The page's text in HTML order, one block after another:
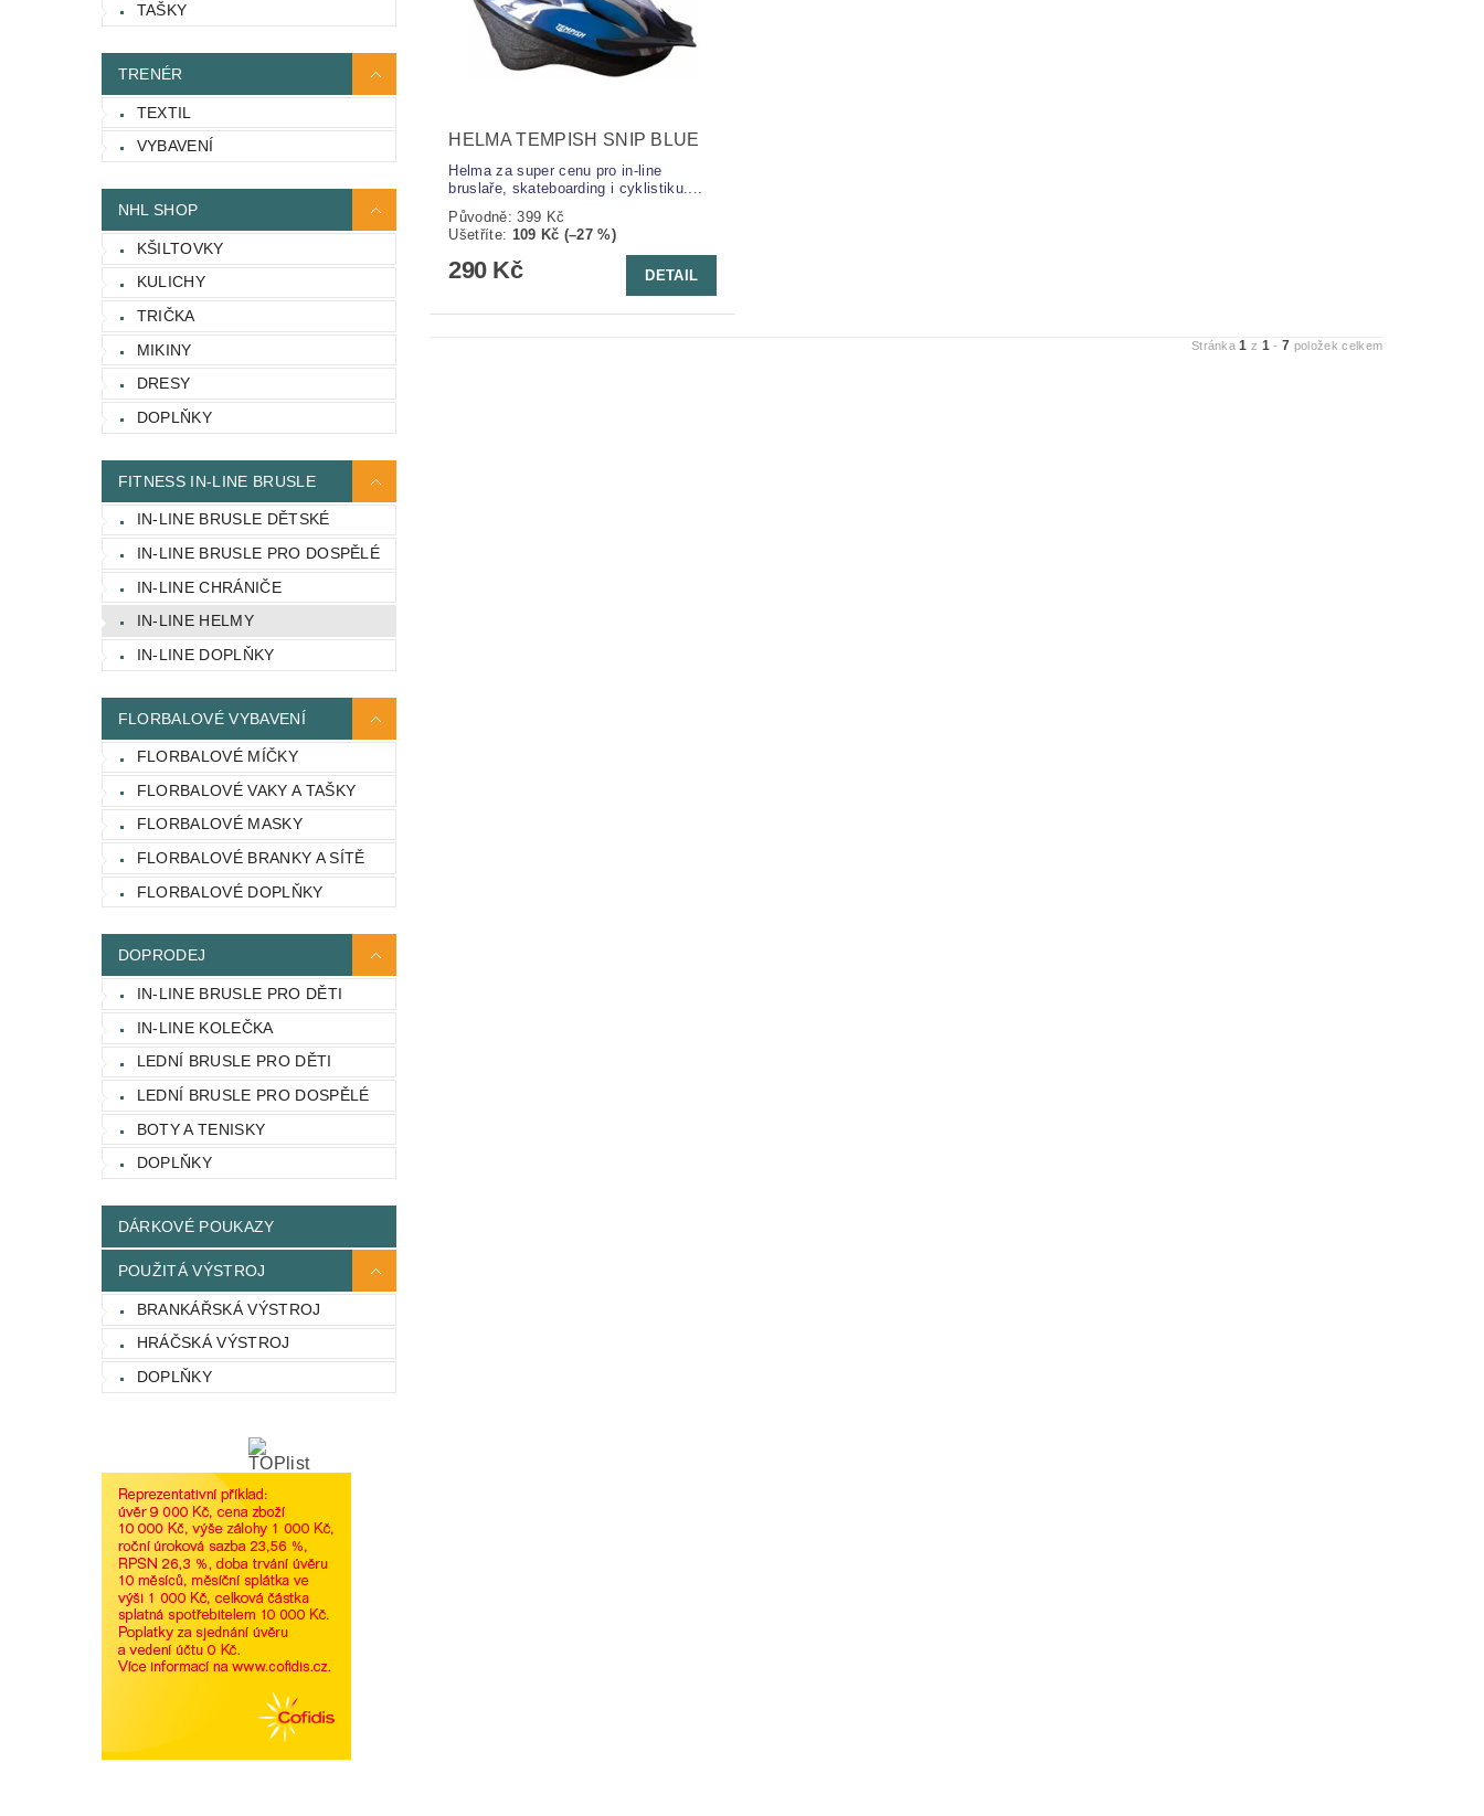
TAŠKY
TRENÉR
TEXTIL
VYBAVENÍ
NHL SHOP
KŠILTOVKY
KULICHY
TRIČKA
MIKINY
DRESY
DOPLŇKY
FITNESS IN-LINE BRUSLE
IN-LINE BRUSLE DĚTSKÉ
IN-LINE BRUSLE PRO DOSPĚLÉ
IN-LINE CHRÁNIČE
IN-LINE HELMY
IN-LINE DOPLŇKY
FLORBALOVÉ VYBAVENÍ
FLORBALOVÉ MÍČKY
FLORBALOVÉ VAKY A TAŠKY
FLORBALOVÉ MASKY
FLORBALOVÉ BRANKY A SÍTĚ
FLORBALOVÉ DOPLŇKY
DOPRODEJ
IN-LINE BRUSLE PRO DĚTI
IN-LINE KOLEČKA
LEDNÍ BRUSLE PRO DĚTI
LEDNÍ BRUSLE PRO DOSPĚLÉ
BOTY A TENISKY
DOPLŇKY
DÁRKOVÉ POUKAZY
POUŽITÁ VÝSTROJ
BRANKÁŘSKÁ VÝSTROJ
HRÁČSKÁ VÝSTROJ
DOPLŇKY
HELMA TEMPISH SNIP BLUE
Helma za super cenu pro in-line
bruslaře, skateboarding i cyklistiku....
Původně:399 Kč
Ušetříte: 109 Kč (–27 %)
290 Kč DETAIL
Stránka1 z 1 -7 položek celkem